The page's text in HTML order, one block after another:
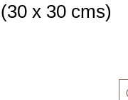
x 30 cms)